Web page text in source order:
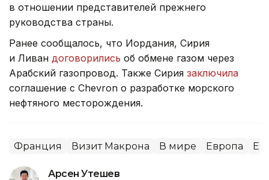
в отношении представителей прежнего
руководства страны.
Ранее сообщалось, что Иордания, Сирия
и Ливан договорились об обмене газом через
Арабский газопровод. Также Сирия заключила
соглашение с Chevron о разработке морского
нефтяного месторождения.
Франция Визит Макрона В мире Европа ЕС
Арсен Утешев